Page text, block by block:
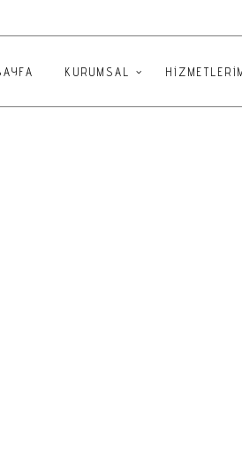
KURUMSAL